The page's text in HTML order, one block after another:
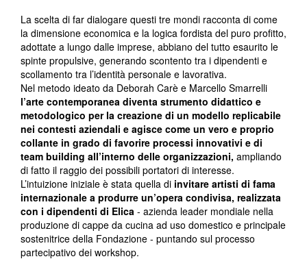
La scelta di far dialogare questi tre mondi racconta di come
la dimensione economica e la logica fordista del puro profitto,
adottate a lungo dalle imprese, abbiano del tutto esaurito le
spinte propulsive, generando scontento tra i dipendenti e
scollamento tra l’identità personale e lavorativa.
Nel metodo ideato da Deborah Carè e Marcello Smarrelli
l’arte contemporanea diventa strumento didattico e
metodologico per la creazione di un modello replicabile
nei contesti aziendali e agisce come un vero e proprio
collante in grado di favorire processi innovativi e di
team building all’interno delle organizzazioni, ampliando
di fatto il raggio dei possibili portatori di interesse.
L’intuizione iniziale è stata quella di invitare artisti di fama
internazionale a produrre un’opera condivisa, realizzata
con i dipendenti di Elica - azienda leader mondiale nella
produzione di cappe da cucina ad uso domestico e principale
sostenitrice della Fondazione - puntando sul processo
partecipativo dei workshop.